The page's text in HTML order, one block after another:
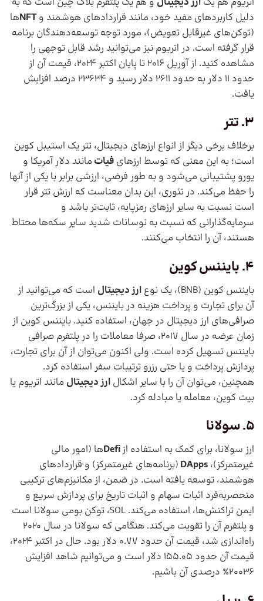
دلیل کاربردهای مفید خود، مانند قراردادهای هوشمند و
ها
(توکن‌های غیرقابل تعویض)، مورد توجه توسعه‌دهندگان برنامه
قرار گرفته است. در اتریوم نیز می‌توانید رشد قابل توجهی را
مشاهده کنید. از آوریل 2016 تا پایان اکتبر 2024، قیمت آن از
حدود 11 دلار به حدود 2611 دلار رسید و 23634 درصد افزایش
یافت.
3. تتر
برخلاف برخی دیگر از انواع ارزهای دیجیتال، تتر یک استیبل کوین
است؛ به این معنی که توسط ارزهای فیات مانند دلار آمریکا و
یورو پشتیبانی می‌شود و به طور فرضی، ارزشی برابر با یکی از آنها
را حفظ می‌کند. در تئوری، این بدان معناست که ارزش تتر قرار
است نسبت به سایر ارزهای رمزپایه، ثابت‌تر باشد و
سرمایه‌گذارانی که نسبت به نوسانات شدید سایر سکه‌ها محتاط
هستند، آن را انتخاب می‌کنند.
4. بایننس کوین
بایننس کوین (BNB)، یک نوع ارز دیجیتال است که می‌توانید از
آن برای تجارت و پرداخت هزینه در بایننس، یکی از بزرگ‌ترین
صرافی‌های ارز دیجیتال در جهان، استفاده کنید. بایننس کوین از
زمان عرضه در سال 2017، صرفا معاملات را در پلتفرم صرافی
بایننس تسهیل کرده است. ولی اکنون می‌توان از آن برای تجارت،
پردازش پرداخت و یا حتی رزرو ترتیبات سفر استفاده کرد.
همچنین، می‌توان آن را با سایر اشکال ارز دیجیتال مانند اتریوم یا
بیت کوین، معامله یا مبادله کرد.
5. سولانا
ارز سولانا، برای کمک به استفاده از
ها (امور مالی
غیرمتمرکز)، DApps (برنامه‌های غیرمتمرکز) و قراردادهای
هوشمند، توسعه یافته است. در ضمن، از مکانیزم‌های ترکیبی
منحصربه‌فرد اثبات سهام و اثبات تاریخ برای پردازش سریع و
ایمن تراکنش‌ها، استفاده می‌کند. SOL، توکن بومی سولانا است
و پلتفرم آن را تقویت می‌کند. هنگامی که سولانا در سال 2020
راه‌اندازی شد، قیمت آن حدود 0.77 دلار بود. حال در اکتبر 2024،
قیمت آن حدود 155.05 دلار است و می‌توانیم شاهد افزایش
20036٪ درصدی آن باشیم.